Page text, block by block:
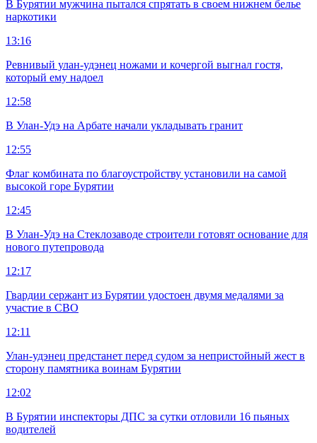
В Бурятии мужчина пытался спрятать в своем нижнем белье
наркотики
13:16
Ревнивый улан-удэнец ножами и кочергой выгнал гостя,
который ему надоел
12:58
В Улан-Удэ на Арбате начали укладывать гранит
12:55
Флаг комбината по благоустройству установили на самой
высокой горе Бурятии
12:45
В Улан-Удэ на Стеклозаводе строители готовят основание для
нового путепровода
12:17
Гвардии сержант из Бурятии удостоен двумя медалями за
участие в СВО
12:11
Улан-удэнец предстанет перед судом за непристойный жест в
сторону памятника воинам Бурятии
12:02
В Бурятии инспекторы ДПС за сутки отловили 16 пьяных
водителей